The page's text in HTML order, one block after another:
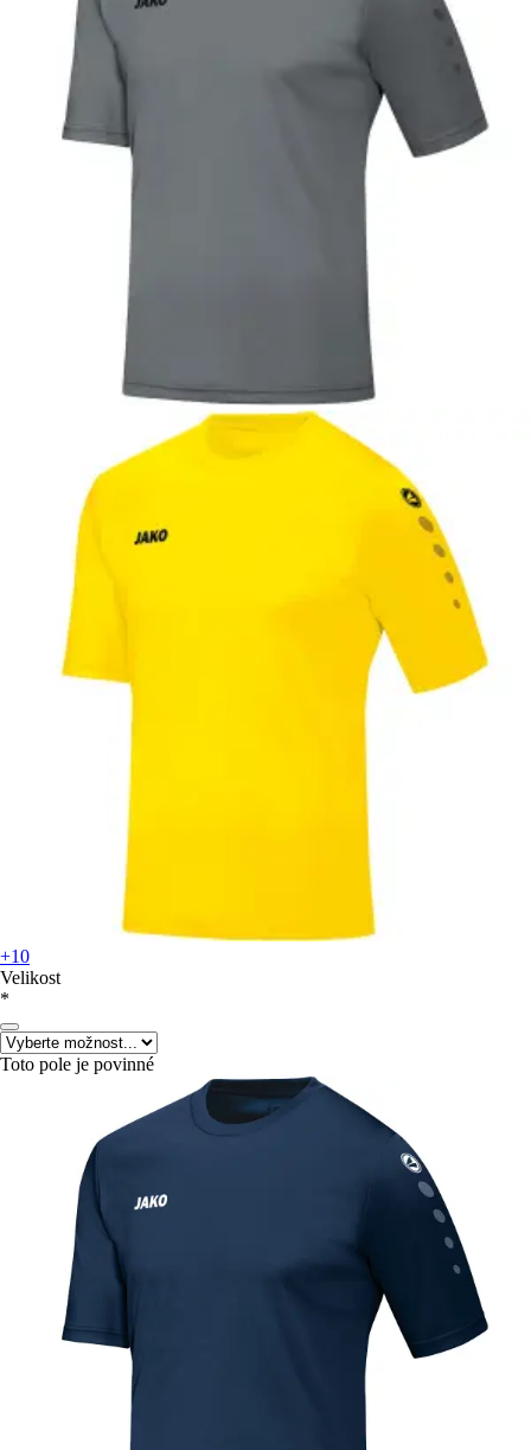
+10
Velikost
*
Toto pole je povinné